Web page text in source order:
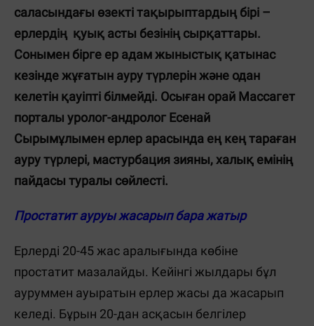
саласындағы өзекті тақы­рыптардың бірі –
ерлердің қуық асты безінің сырқаттары.
Сонымен бірге ер адам жыныстық қатынас
кезінде жұғатын ауру түрлерін және одан
келетін қауіпті білмейді. Осыған орай Массагет
порталы уролог-андролог Есенай
Сырымұлымен ерлер арасында ең кең тараған
ауру түрлері, мастурбация зияны, халық емінің
пайдасы туралы сөйлесті.
Простатит ауруы жасарып бара жатыр
Ерлерді 20-45 жас аралығында көбіне
простатит мазалайды. Кейінгі жылдары бұл
ауруммен ауыратын ерлер жасы да жасарып
келеді. Бұрын 20-дан асқасын белгілер